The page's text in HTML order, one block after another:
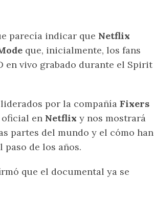
parecía indicar que Netflix
que, inicialmente, los fans
en vivo grabado durante el Spirit
por la compañía Fixers
oficial en Netflix y nos mostrará
partes del mundo y el cómo han
de los años.
que el documental ya se